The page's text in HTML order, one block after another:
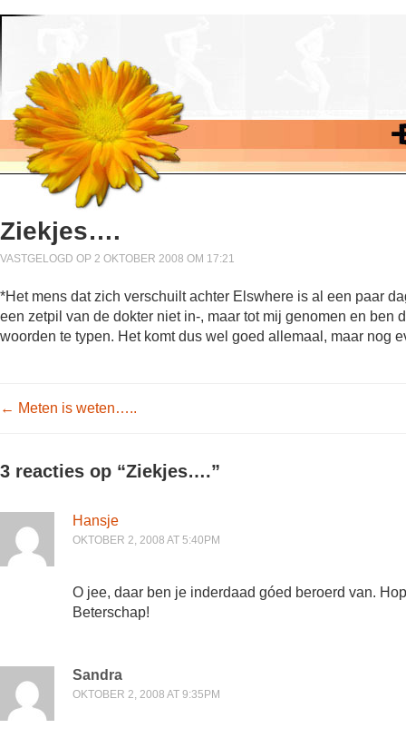
Ziekjes….
VASTGELOGD OP 2 OKTOBER 2008 OM 17:21
*Het mens dat zich verschuilt achter Elswhere is al een paar
een zetpil van de dokter niet in-, maar tot mij genomen en ben
woorden te typen. Het komt dus wel goed allemaal, maar nog
Post navigation
← Meten is weten…..
3 reacties op “Ziekjes….”
Hansje
OKTOBER 2, 2008 AT 5:40PM
O jee, daar ben je inderdaad góed beroerd van.
Beterschap!
Sandra
OKTOBER 2, 2008 AT 9:35PM